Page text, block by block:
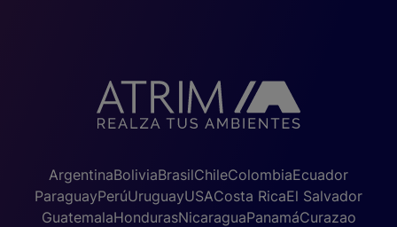
ArgentinaBoliviaBrasilChileColombiaEcuador
ParaguayPerúUruguayUSACosta RicaEl Salvador
GuatemalaHondurasNicaraguaPanamáCurazao